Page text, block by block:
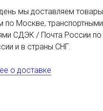
мы доставляем товары
по Москве, транспортными
СДЭК / Почта России по
и в страны СНГ.
о доставке